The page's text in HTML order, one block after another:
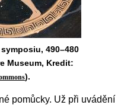
490–480
Museum, Kredit:
).
pomůcky. Už při uvádění